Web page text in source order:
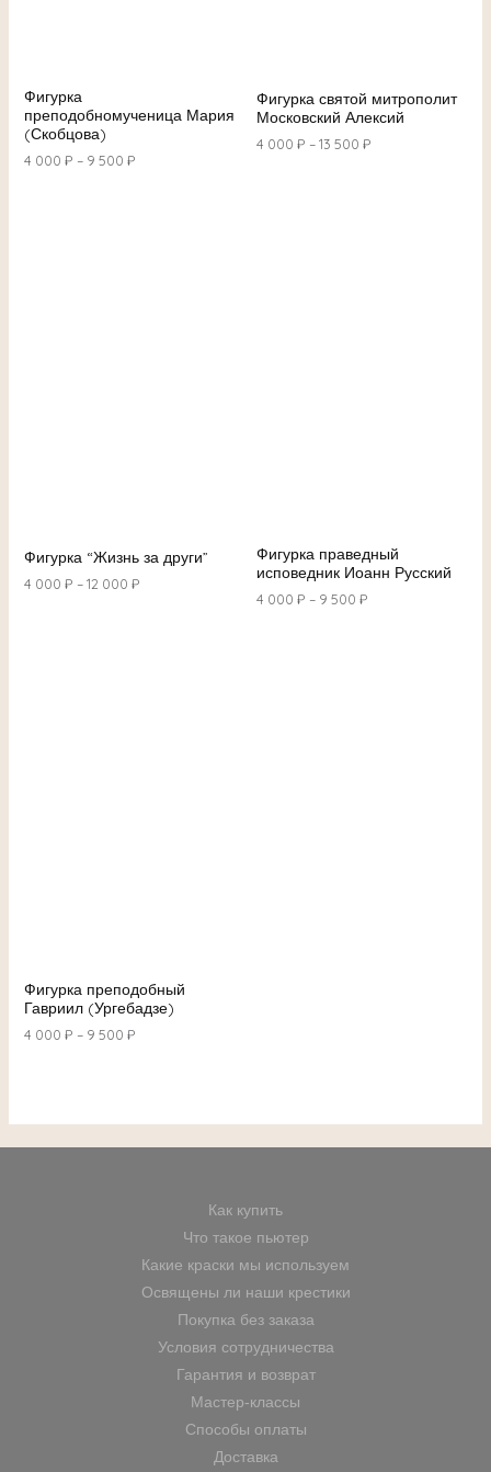
Фигурка
преподобномученица Мария
(Скобцова)
4 000 ₽ – 9 500 ₽
Фигурка святой митрополит
Московский Алексий
4 000 ₽ –13 500 ₽
Фигурка “Жизнь за други”
4 000 ₽ –12 000 ₽
Фигурка праведный
исповедник Иоанн Русский
4 000 ₽ – 9 500 ₽
Фигурка преподобный
Гавриил (Ургебадзе)
4 000 ₽ – 9 500 ₽
Как купить
Что такое пьютер
Какие краски мы используем
Освящены ли наши крестики
Покупка без заказа
Условия сотрудничества
Гарантия и возврат
Мастер-классы
Способы оплаты
Доставка